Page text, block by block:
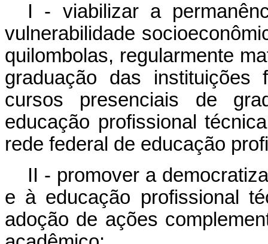
I - viabilizar a
vulnerabilidade
quilombolas, regularmente
graduação das
cursos presenciais de
educação profissional
rede federal de educação
II - promover a
e à educação profissional
adoção de ações